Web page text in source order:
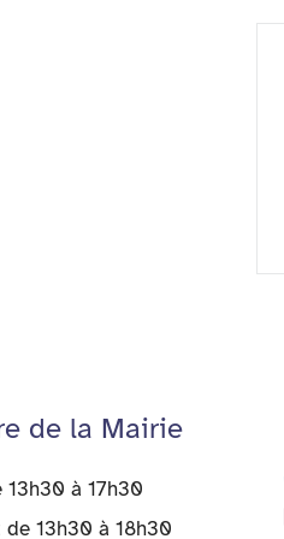
de la Mairie
à 17h30
13h30 à 18h30